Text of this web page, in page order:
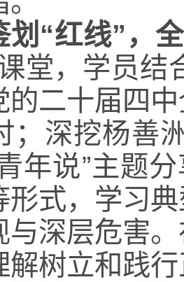
划“红线”，
堂，学员结
的二十届四
；深挖杨善
年说”主题
形式，学习
与深层危害
解树立和践